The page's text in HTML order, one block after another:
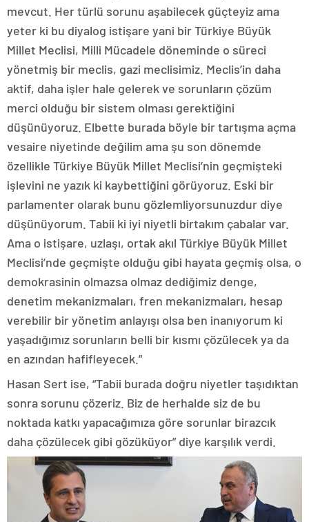
mevcut. Her türlü sorunu aşabilecek güçteyiz ama
yeter ki bu diyalog istişare yani bir Türkiye Büyük
Millet Meclisi, Milli Mücadele döneminde o süreci
yönetmiş bir meclis, gazi meclisimiz. Meclis’in daha
aktif, daha işler hale gelerek ve sorunların çözüm
merci olduğu bir sistem olması gerektiğini
düşünüyoruz. Elbette burada böyle bir tartışma açma
vesaire niyetinde değilim ama şu son dönemde
özellikle Türkiye Büyük Millet Meclisi’nin geçmişteki
işlevini ne yazık ki kaybettiğini görüyoruz. Eski bir
parlamenter olarak bunu gözlemliyorsunuzdur diye
düşünüyorum. Tabii ki iyi niyetli birtakım çabalar var.
Ama o istişare, uzlaşı, ortak akıl Türkiye Büyük Millet
Meclisi’nde geçmişte olduğu gibi hayata geçmiş olsa, o
demokrasinin olmazsa olmaz dediğimiz denge,
denetim mekanizmaları, fren mekanizmaları, hesap
verebilir bir yönetim anlayışı olsa ben inanıyorum ki
yaşadığımız sorunların belli bir kısmı çözülecek ya da
en azından hafifleyecek.”
Hasan Sert ise, “Tabii burada doğru niyetler taşıdıktan
sonra sorunu çözeriz. Biz de herhalde siz de bu
noktada katkı yapacağımıza göre sorunlar birazcık
daha çözülecek gibi gözüküyor” diye karşılık verdi.